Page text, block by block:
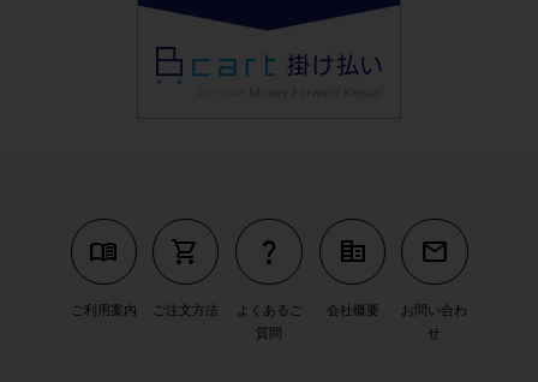
menu_book
ご利用案内
shopping_cart
ご注文方法
question_mark
よくあるご
質問
corporate_fare
会社概要
mail
お問い合わ
せ